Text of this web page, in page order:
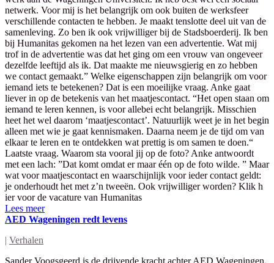
netwerk. Voor mij is het belangrijk om ook buiten de werksfeer
verschillende contacten te hebben. Je maakt tenslotte deel uit van de
samenleving. Zo ben ik ook vrijwilliger bij de Stadsboerderij. Ik ben
bij Humanitas gekomen na het lezen van een advertentie. Wat mij
trof in de advertentie was dat het ging om een vrouw van ongeveer
dezelfde leeftijd als ik. Dat maakte me nieuwsgierig en zo hebben
we contact gemaakt.” Welke eigenschappen zijn belangrijk om voor
iemand iets te betekenen? Dat is een moeilijke vraag. Anke gaat
liever in op de betekenis van het maatjescontact. “Het open staan om
iemand te leren kennen, is voor allebei echt belangrijk. Misschien
heet het wel daarom ‘maatjescontact’. Natuurlijk weet je in het begin
alleen met wie je gaat kennismaken. Daarna neem je de tijd om van
elkaar te leren en te ontdekken wat prettig is om samen te doen.“
Laatste vraag. Waarom sta vooral jij op de foto? Anke antwoordt
met een lach: ”Dat komt omdat er maar één op de foto wilde. ” Maar
wat voor maatjescontact en waarschijnlijk voor ieder contact geldt:
je onderhoudt het met z’n tweeën. Ook vrijwilliger worden? Klik h
ier voor de vacature van Humanitas
Lees meer
AED Wageningen redt levens
| Verhalen
Sander Voogsgeerd is de drijvende kracht achter AED Wageningen.